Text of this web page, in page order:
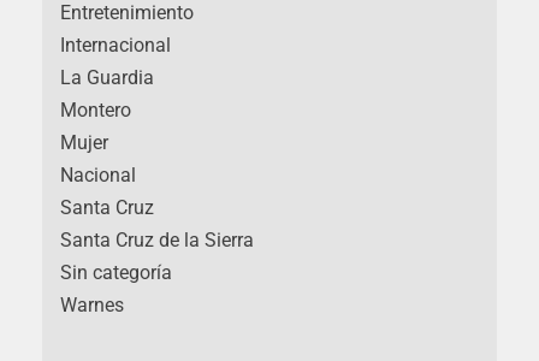
Entretenimiento
Internacional
La Guardia
Montero
Mujer
Nacional
Santa Cruz
Santa Cruz de la Sierra
Sin categoría
Warnes